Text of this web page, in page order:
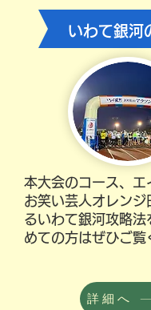
いわて銀河
本大会のコース、エ
お笑い芸人オレンジ
るいわて銀河攻略法
めての方はぜひご覧
詳細へ